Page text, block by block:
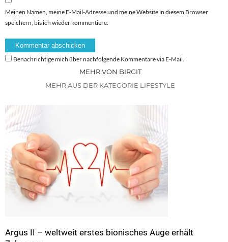
Meinen Namen, meine E-Mail-Adresse und meine Website in diesem Browser
speichern, bis ich wieder kommentiere.
Benachrichtige mich über nachfolgende Kommentare via E-Mail.
MEHR VON BIRGIT
MEHR AUS DER KATEGORIE LIFESTYLE
Argus II – weltweit erstes bionisches Auge erhält